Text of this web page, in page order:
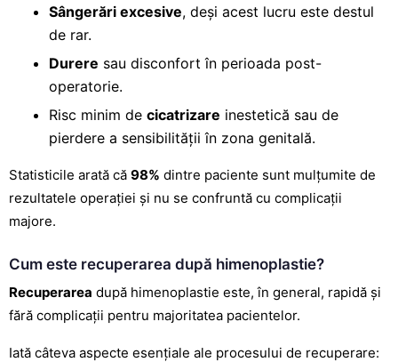
Sângerări excesive, deși acest lucru este destul
de rar.
Durere sau disconfort în perioada post-
operatorie.
Risc minim de cicatrizare inestetică sau de
pierdere a sensibilității în zona genitală.
Statisticile arată că 98% dintre paciente sunt mulțumite de
rezultatele operației și nu se confruntă cu complicații
majore.
Cum este recuperarea după himenoplastie?
Recuperarea după himenoplastie este, în general, rapidă și
fără complicații pentru majoritatea pacientelor.
Iată câteva aspecte esențiale ale procesului de recuperare: